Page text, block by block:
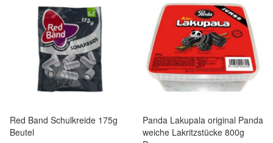
Red Band Schulkreide 175g
Beutel
Panda Lakupala original Panda
weiche Lakritzstücke 800g